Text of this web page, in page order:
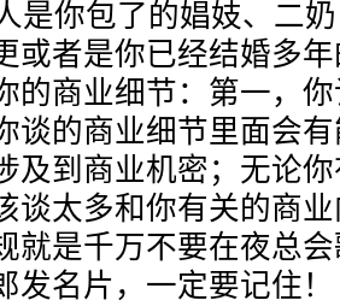
是你包了的娼妓、二
或者是你已经结婚多
的商业细节：第一，
谈的商业细节里面会
及到商业机密；无论
谈太多和你有关的商
就是千万不要在夜总
发名片，一定要记